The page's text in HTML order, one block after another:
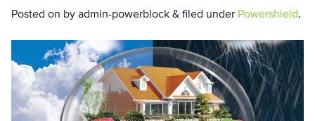
Posted on by admin-powerblock & filed under Powershield.